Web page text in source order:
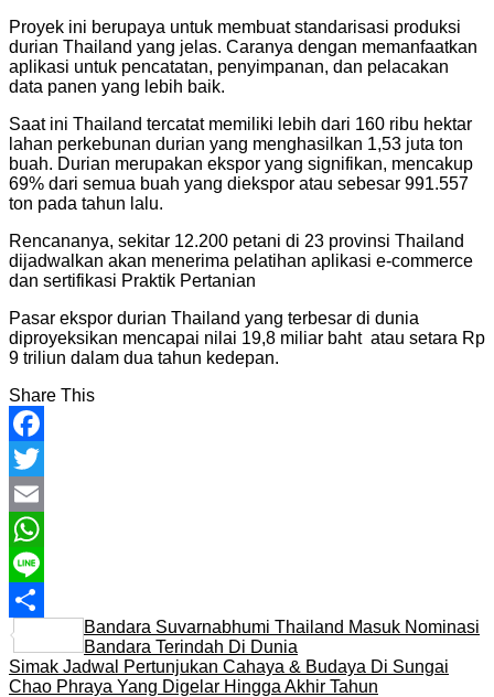
Proyek ini berupaya untuk membuat standarisasi produksi
durian Thailand yang jelas. Caranya dengan memanfaatkan
aplikasi untuk pencatatan, penyimpanan, dan pelacakan
data panen yang lebih baik.
Saat ini Thailand tercatat memiliki lebih dari 160 ribu hektar
lahan perkebunan durian yang menghasilkan 1,53 juta ton
buah. Durian merupakan ekspor yang signifikan, mencakup
69% dari semua buah yang diekspor atau sebesar 991.557
ton pada tahun lalu.
Rencananya, sekitar 12.200 petani di 23 provinsi Thailand
dijadwalkan akan menerima pelatihan aplikasi e-commerce
dan sertifikasi Praktik Pertanian
Pasar ekspor durian Thailand yang terbesar di dunia
diproyeksikan mencapai nilai 19,8 miliar baht atau setara Rp
9 triliun dalam dua tahun kedepan.
Share This
Facebook
Twitter
Email
WhatsApp
Line
Share
Bandara Suvarnabhumi Thailand Masuk Nominasi
Bandara Terindah Di Dunia
Simak Jadwal Pertunjukan Cahaya & Budaya Di Sungai
Chao Phraya Yang Digelar Hingga Akhir Tahun